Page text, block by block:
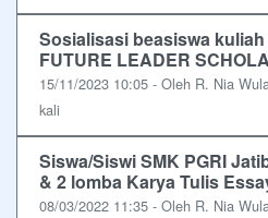
Sosialisasi beasiswa
FUTURE LEADER
15/11/2023 10:05 - Oleh R. Nia
kali
Siswa/Siswi SMK PGRI
& 2 lomba Karya Tulis
08/03/2022 11:35 - Oleh R. Nia